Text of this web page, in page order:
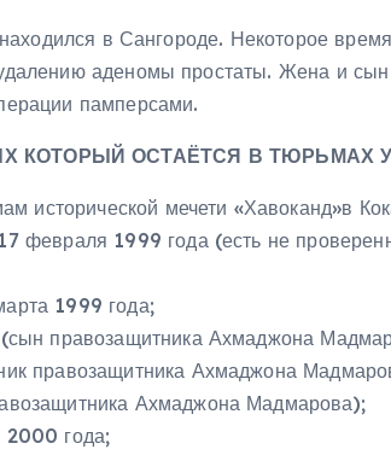
в Сангороде. Некоторое
аденомы простаты. Жена и
памперсами.
КОТОРЫЙ ОСТАЁТСЯ В ТЮРЬМАХ
исторической мечети «Хавоканд»в
февраля 1999 года (есть не
1999 года;
правозащитника Ахмаджона
правозащитника Ахмаджона
Ахмаджона Мадмарова);
2000 года;